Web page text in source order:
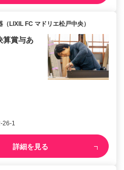
LIXIL FC マドリエ松戸中央）
賞与あ
26-1
詳細を見る